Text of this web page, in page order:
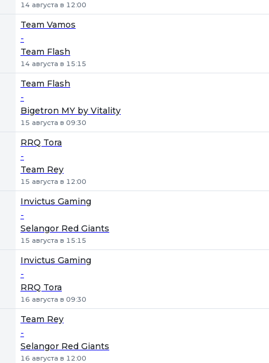
14 августа в 12:00
Team Vamos
-
Team Flash
14 августа в 15:15
Team Flash
-
Bigetron MY by Vitality
15 августа в 09:30
RRQ Tora
-
Team Rey
15 августа в 12:00
Invictus Gaming
-
Selangor Red Giants
15 августа в 15:15
Invictus Gaming
-
RRQ Tora
16 августа в 09:30
Team Rey
-
Selangor Red Giants
16 августа в 12:00